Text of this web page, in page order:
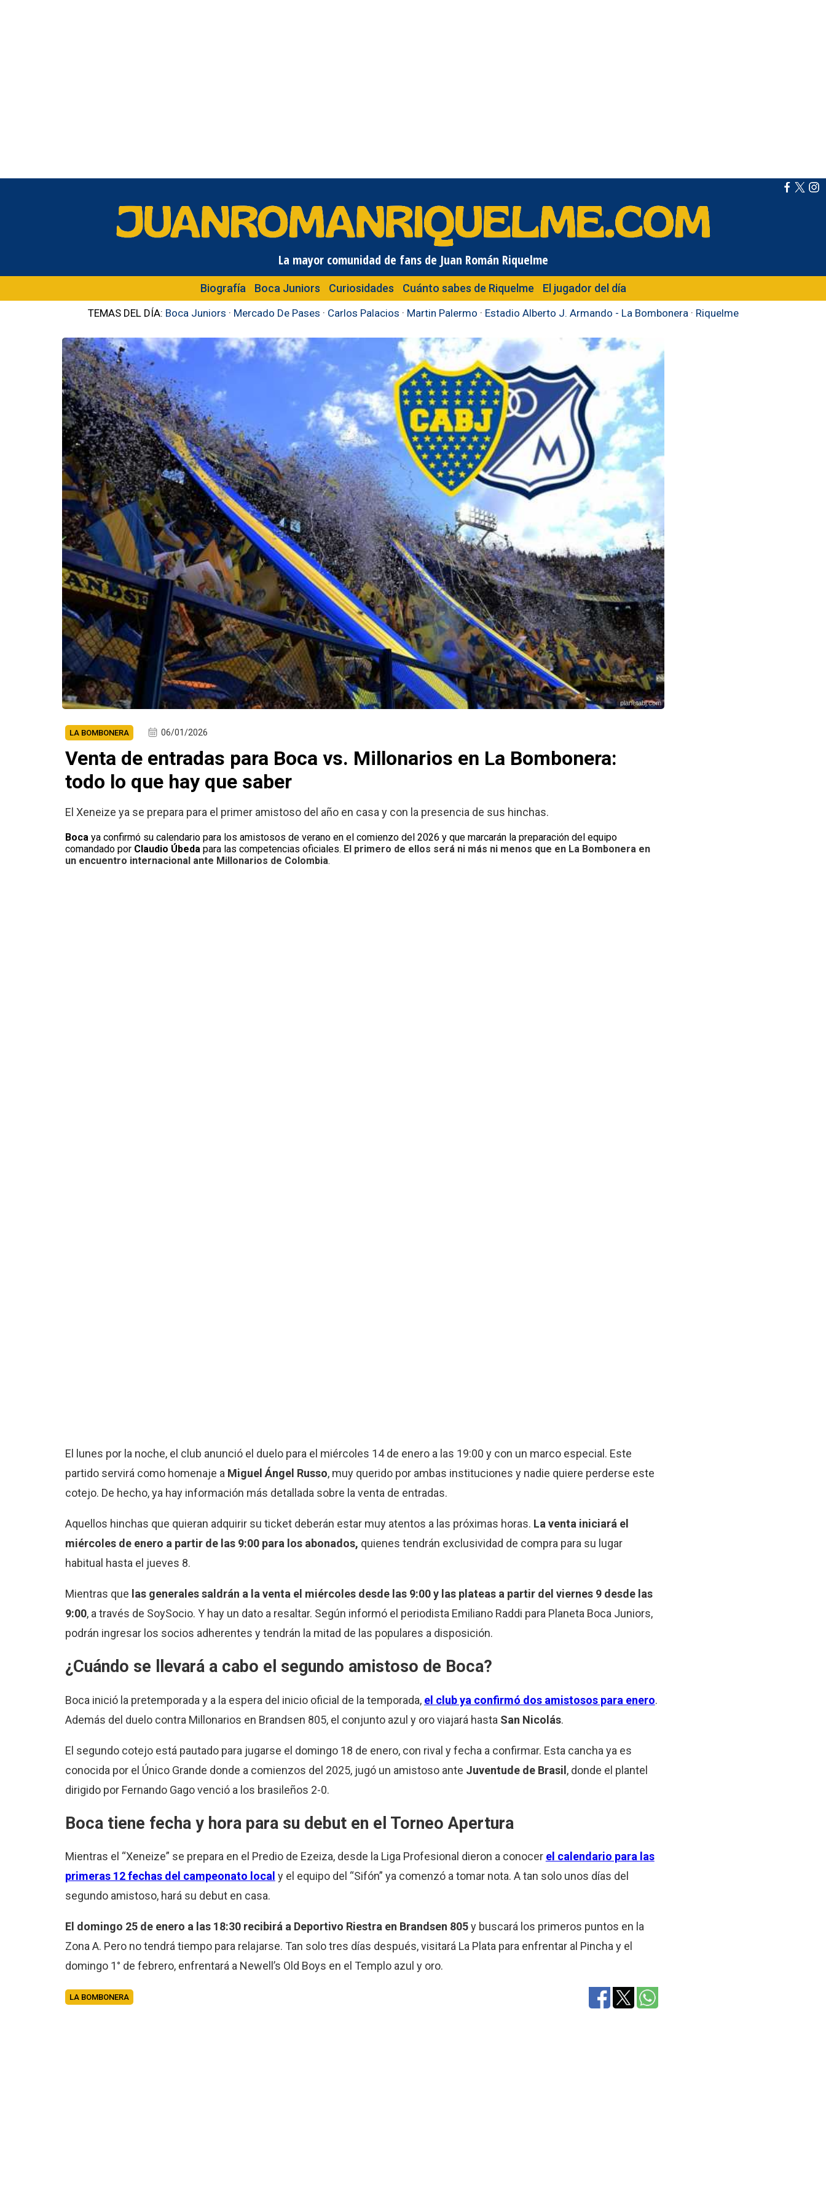
La mayor comunidad de fans de Juan Román Riquelme
Biografía Boca Juniors Curiosidades Cuánto sabes de Riquelme El jugador del día
TEMAS DEL DÍA: Boca Juniors · Mercado De Pases · Carlos Palacios · Martin Palermo · Estadio Alberto J. Armando - La Bombonera · Riquelme
planetabj.com
LA BOMBONERA 06/01/2026
Venta de entradas para Boca vs. Millonarios en La Bombonera:
todo lo que hay que saber
El Xeneize ya se prepara para el primer amistoso del año en casa y con la presencia de sus hinchas.
Boca ya confirmó su calendario para los amistosos de verano en el comienzo del 2026 y que marcarán la preparación del equipo
comandado por Claudio Úbeda para las competencias oficiales. El primero de ellos será ni más ni menos que enLa Bombonera en
un encuentro internacional ante Millonarios de Colombia.
El lunes por la noche, el club anunció el duelo para el miércoles 14 de enero a las 19:00 y con un marco especial. Este
partido servirá como homenaje a Miguel Ángel Russo, muy querido por ambas instituciones y nadie quiere perderse este
cotejo. De hecho, ya hay información más detallada sobre la venta de entradas.
Aquellos hinchas que quieran adquirir su ticket deberán estar muy atentos a las próximas horas. La venta iniciará el
miércoles de enero a partir de las 9:00 para los abonados, quienes tendrán exclusividad de compra para su lugar
habitual hasta el jueves 8.
Mientras que las generales saldrán a la venta el miércoles desde las 9:00 y las plateas a partir del viernes 9 desde las
9:00, a través de SoySocio. Y hay un dato a resaltar. Según informó el periodista Emiliano Raddi para Planeta Boca Juniors,
podrán ingresar los socios adherentes y tendrán la mitad de las populares a disposición.
¿Cuándo se llevará a cabo el segundo amistoso de Boca?
Boca inició la pretemporada y a la espera del inicio oficial de la temporada, el club ya confirmó dos amistosos para enero.
Además del duelo contra Millonarios en Brandsen 805, el conjunto azul y oro viajará hasta San Nicolás.
El segundo cotejo está pautado para jugarse el domingo 18 de enero, con rival y fecha a confirmar. Esta cancha ya es
conocida por el Único Grande donde a comienzos del 2025, jugó un amistoso ante Juventude de Brasil, donde el plantel
dirigido por Fernando Gago venció a los brasileños 2-0.
Boca tiene fecha y hora para su debut en el Torneo Apertura
Mientras el “Xeneize” se prepara en el Predio de Ezeiza, desde la Liga Profesional dieron a conocer el calendario para las
primeras 12 fechas del campeonato local y el equipo del “Sifón” ya comenzó a tomar nota. A tan solo unos días del
segundo amistoso, hará su debut en casa.
El domingo 25 de enero a las 18:30 recibirá a Deportivo Riestra en Brandsen 805y buscará los primeros puntos en la
Zona A. Pero no tendrá tiempo para relajarse. Tan solo tres días después, visitará La Plata para enfrentar al Pincha y el
domingo 1° de febrero, enfrentará a Newell’s Old Boys en el Templo azul y oro.
LA BOMBONERA